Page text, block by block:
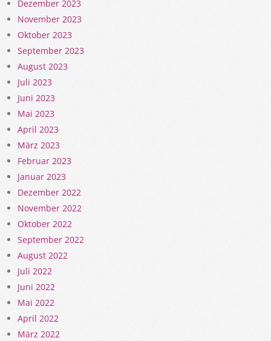
Dezember 2023
November 2023
Oktober 2023
September 2023
August 2023
Juli 2023
Juni 2023
Mai 2023
April 2023
März 2023
Februar 2023
Januar 2023
Dezember 2022
November 2022
Oktober 2022
September 2022
August 2022
Juli 2022
Juni 2022
Mai 2022
April 2022
März 2022